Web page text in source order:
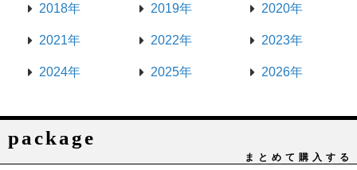
2018年 2019年 2020年
2021年 2022年 2023年
2024年 2025年 2026年
package
まとめて購入する